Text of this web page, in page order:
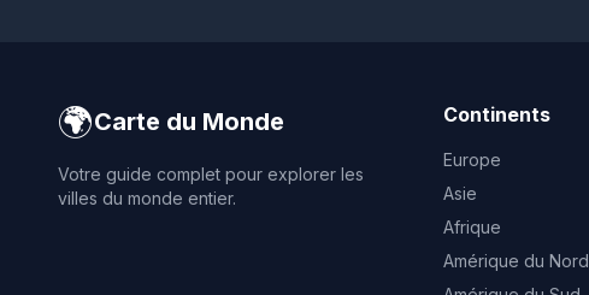
🌍Carte du Monde
Votre guide complet pour explorer les
villes du monde entier.
Continents
Europe
Asie
Afrique
Amérique du Nord